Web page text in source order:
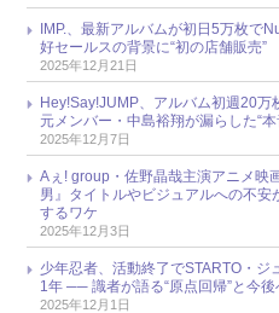
IMP.、最新アルバムが初日5万枚で
好セールスの背景に“初の店舗販売”
2025年12月21日
Hey!Say!JUMP、アルバム初週20
元メンバー・中島裕翔が漏らした“本
2025年12月7日
Aぇ! group・佐野晶哉主演アニメ映
男』タイトルやビジュアルへの不安
するワケ
2025年12月3日
少年忍者、活動終了でSTARTO・ジ
1年 ── 識者が語る“原点回帰”と今
2025年12月1日